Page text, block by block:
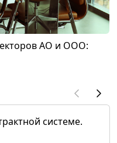
АО и ООО:
системе.